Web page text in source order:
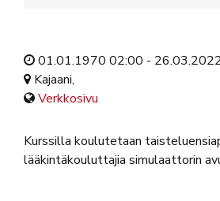
01.01.1970 02:00 -
Kajaani,
Verkkosivu
Kurssilla koulutetaan
lääkintäkouluttajia simulaattorin